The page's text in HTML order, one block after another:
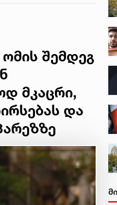
შემდეგ
მკაცრი,
და